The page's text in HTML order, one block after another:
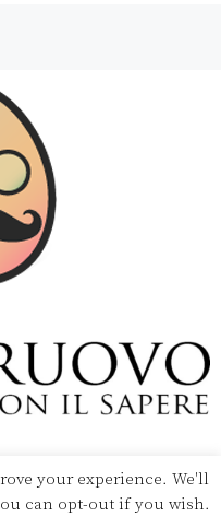
— Powered by Pipool